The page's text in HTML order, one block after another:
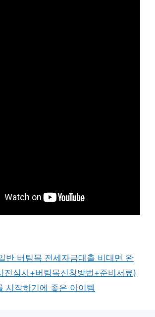
반 버팀목 전세자금대출 비대면 완
전심사+버팀목신청방법+준비서류)
시작하기에 좋은 아이템